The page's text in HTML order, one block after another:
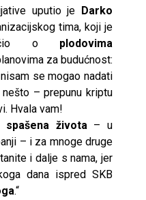
uputio je Darko
tima, koji je
o plodovima
za budućnost:
se mogao nadati
– prepunu kriptu
Hvala vam!
spašena života– u
– i za mnoge druge
i dalje s nama, jer
dana ispred SKB
.“